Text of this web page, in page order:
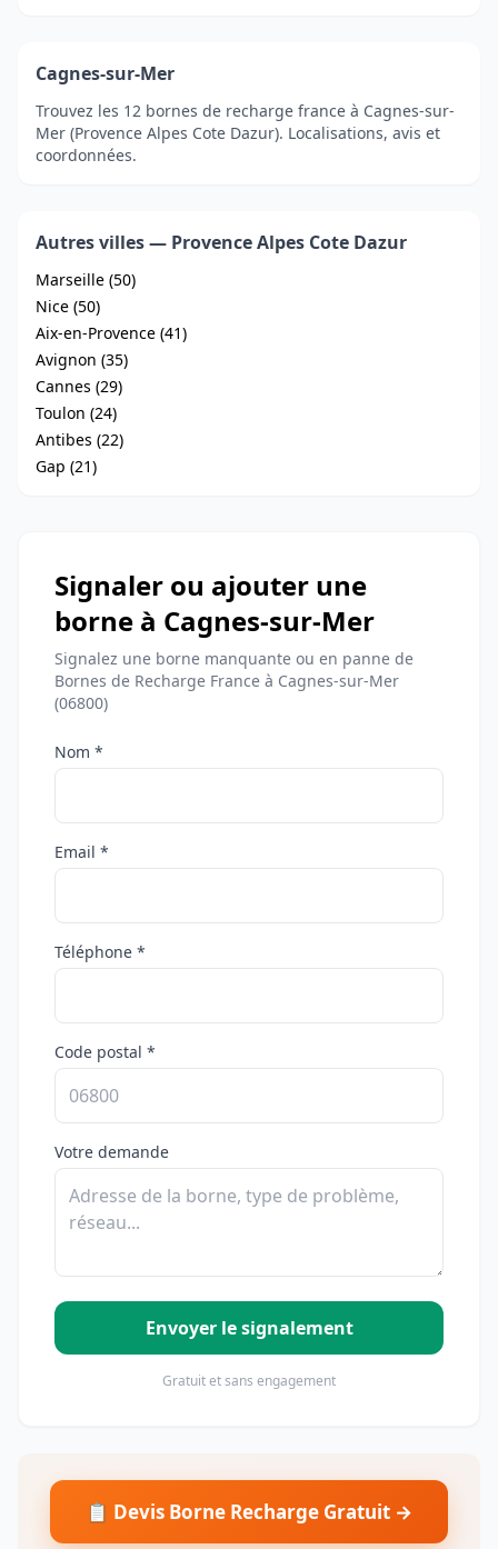
Cagnes-sur-Mer
Trouvez les 12 bornes de recharge france à Cagnes-sur-
Mer (Provence Alpes Cote Dazur). Localisations, avis et
coordonnées.
Autres villes — Provence Alpes Cote Dazur
Marseille (50)
Nice (50)
Aix-en-Provence (41)
Avignon (35)
Cannes (29)
Toulon (24)
Antibes (22)
Gap (21)
Signaler ou ajouter une
borne à Cagnes-sur-Mer
Signalez une borne manquante ou en panne de
Bornes de Recharge France à Cagnes-sur-Mer
(06800)
Nom *
Email *
Téléphone *
Code postal *
Votre demande
Envoyer le signalement
Gratuit et sans engagement
📋 Devis Borne Recharge Gratuit →